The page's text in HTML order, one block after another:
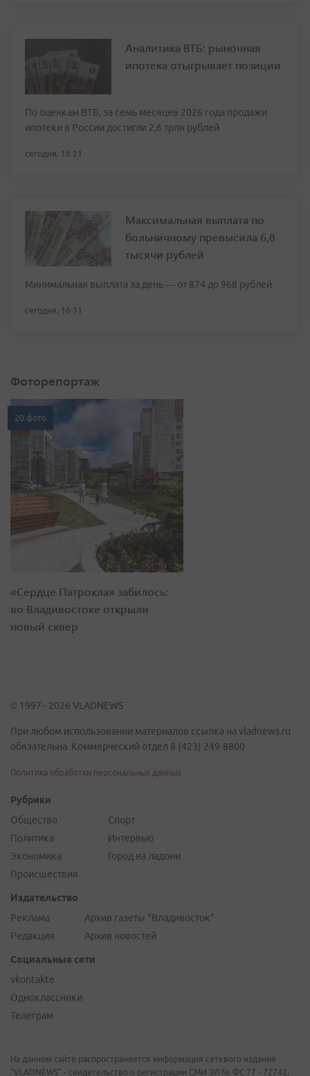
Аналитика ВТБ: рыночная
ипотека отыгрывает позиции
По оценкам ВТБ, за семь месяцев 2026 года продажи
ипотеки в России достигли 2,6 трлн рублей
сегодня, 16:21
Максимальная выплата по
больничному превысила 6,8
тысячи рублей
Минимальная выплата за день — от 874 до 968 рублей
сегодня, 16:11
Фоторепортаж
20 фото
«Сердце Патрокла» забилось:
во Владивостоке открыли
новый сквер
© 1997 - 2026 VLADNEWS
При любом использовании материалов ссылка на vladnews.ru
обязательна. Коммерческий отдел 8 (423) 249-8800
Политика обработки персональных данных
Рубрики
Общество
Политика
Экономика
Происшествия
Спорт
Интервью
Город на ладони
Издательство
Реклама
Редакция
Архив газеты "Владивосток"
Архив новостей
Социальные сети
vkontakte
Одноклассники
Телеграм
На данном сайте распространяется информация сетевого издания
"VLADNEWS" - свидетельство о регистрации СМИ ЭЛ № ФС 77 - 72742,